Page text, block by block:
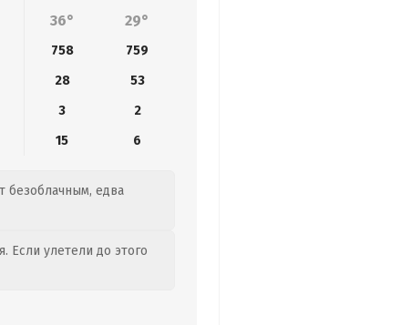
36° 29°
758
759
28
53
3
2
15 6
безоблачным, едва
Если улетели до этого